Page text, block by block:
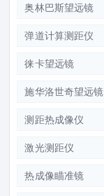
奥林巴斯望远镜
弹道计算测距仪
徕卡望远镜
施华洛世奇望远镜
测距热成像仪
激光测距仪
热成像瞄准镜